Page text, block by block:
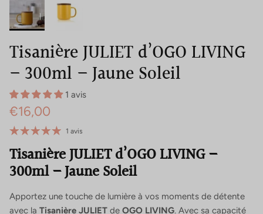
Tisanière JULIET d’OGO LIVING
– 300ml – Jaune Soleil
1 avis
€16,00
1 avis
Tisanière JULIET d’OGO LIVING –
300ml – Jaune Soleil
Apportez une touche de lumière à vos moments de détente
avec la Tisanière JULIET de OGO LIVING. Avec sa capacité